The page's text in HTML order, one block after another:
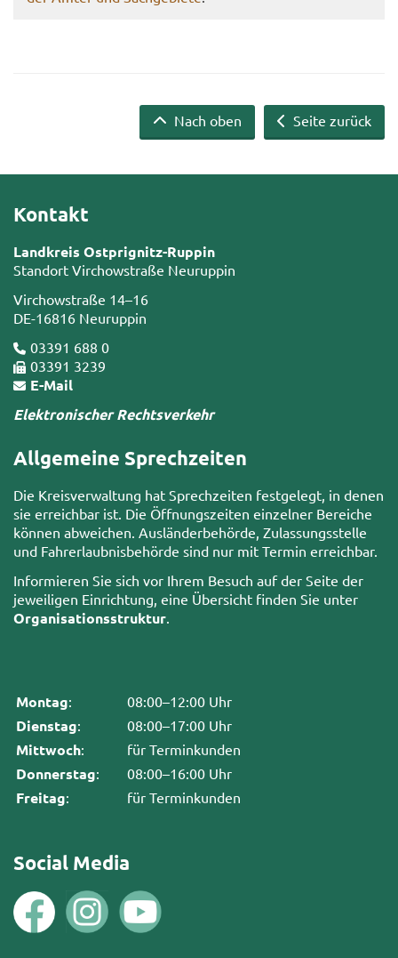
Seite zurück
Nach oben
Kontakt
Landkreis Ostprignitz-Ruppin
Standort Virchowstraße Neuruppin
Virchowstraße 14–16
DE-16816 Neuruppin
03391 688 0
03391 3239
E-Mail
Elektronischer Rechtsverkehr
Allgemeine Sprechzeiten
Die Kreisverwaltung hat Sprechzeiten festgelegt, in denen
sie erreichbar ist. Die Öffnungszeiten einzelner Bereiche
können abweichen. Ausländerbehörde, Zulassungsstelle
und Fahrerlaubnisbehörde sind nur mit Termin erreichbar.
Informieren Sie sich vor Ihrem Besuch auf der Seite der
jeweiligen Einrichtung, eine Übersicht finden Sie unter
Organisationsstruktur
Montag: 08:00–12:00 Uhr
Dienstag: 08:00–17:00 Uhr
Mittwoch: für Terminkunden
Donnerstag: 08:00–16:00 Uhr
Freitag: für Terminkunden
Social Media